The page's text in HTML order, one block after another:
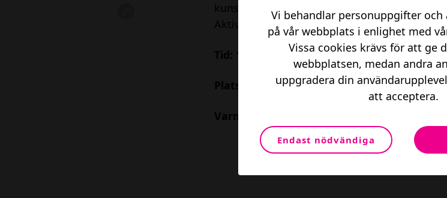
kunskap som barn & ungdom!
Aktiviteten är kostnadsfri som alla våra
Tid: 13 Mars 16:00-17:00
Plats: Jan Stenbecks torg
Varmt välkomna!
Vi behandlar personuppgifter och
på vår webbplats i enlighet med
Vissa cookies krävs för att ge
webbplatsen, medan andra
uppgradera din
att acceptera.
Endast nödvändiga